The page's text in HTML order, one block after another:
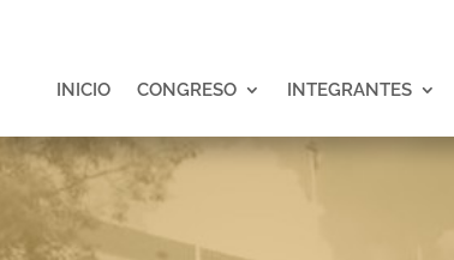
INICIO CONGRESO INTEGRANTES